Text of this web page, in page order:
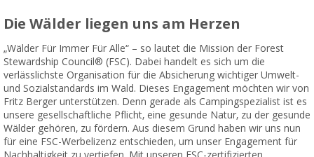
Die Wälder liegen uns am Herzen
„Wälder Für Immer Für Alle“ – so lautet die Mission der Forest
Stewardship Council® (FSC). Dabei handelt es sich um die
verlässlichste Organisation für die Absicherung wichtiger Umwelt-
und Sozialstandards im Wald. Dieses Engagement möchten wir von
Fritz Berger unterstützen. Denn gerade als Campingspezialist ist es
unsere gesellschaftliche Pflicht, eine gesunde Natur, zu der gesunde
Wälder gehören, zu fördern. Aus diesem Grund haben wir uns nun
für eine FSC-Werbelizenz entschieden, um unser Engagement für